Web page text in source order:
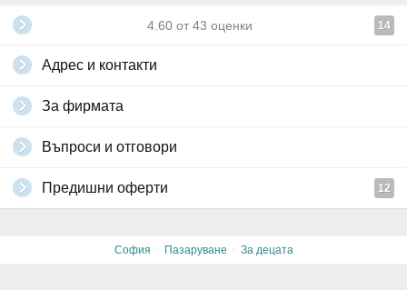
4.60 от 43 оценки 14
Адрес и контакти
За фирмата
Въпроси и отговори
Предишни оферти 12
София · Пазаруване · За децата